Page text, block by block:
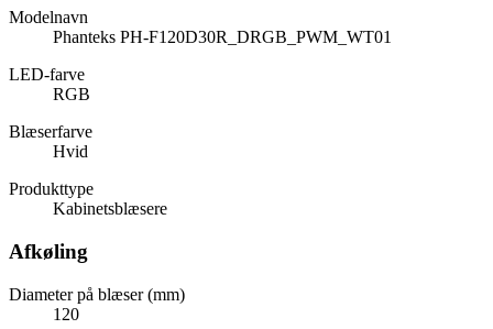
Modelnavn
Phanteks PH-F120D30R_DRGB_PWM_WT01
LED-farve
RGB
Blæserfarve
Hvid
Produkttype
Kabinetsblæsere
Afkøling
Diameter på blæser (mm)
120